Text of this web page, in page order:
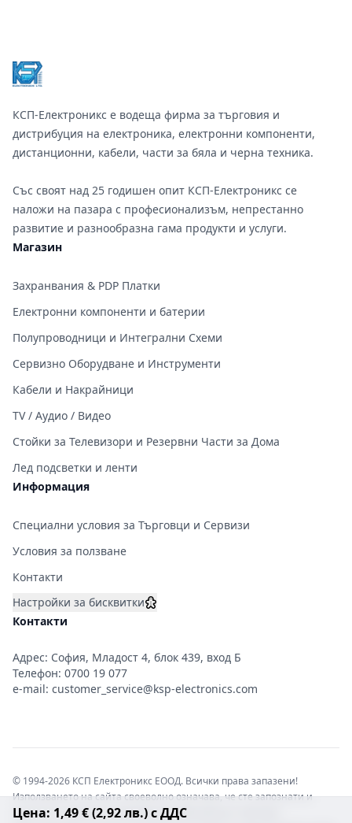
Цена: 1,49 € (2,92 лв.) с ДДС
КСП-Електроникс е водеща фирма за търговия и
дистрибуция на електроника, електронни компоненти,
дистанционни, кабели, части за бяла и черна техника.
Със своят над 25 годишен опит КСП-Електроникс се
наложи на пазара с професионализъм, непрестанно
развитие и разнообразна гама продукти и услуги.
Магазин
Захранвания & PDP Платки
Електронни компоненти и батерии
Полупроводници и Интегрални Схеми
Сервизно Оборудване и Инструменти
Кабели и Накрайници
TV / Аудио / Видео
Стойки за Телевизори и Резервни Части за Дома
Лед подсветки и ленти
Информация
Специални условия за Търговци и Сервизи
Условия за ползване
Контакти
Настройки за бисквитки
Контакти
Адрес: София, Младост 4, блок 439, вход Б
Телефон: 0700 19 077
e-mail: customer_service@ksp-electronics.com
© 1994-2026 КСП Електроникс ЕООД. Всички права запазени!
Използването на сайта своеволно означава, че сте запознати и
съгласни с правната информация обвързваща софтуера.